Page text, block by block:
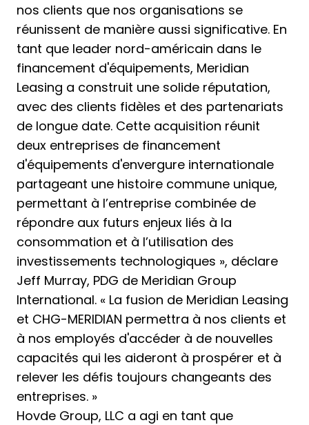
nos clients que nos organisations se
réunissent de manière aussi significative. En
tant que leader nord-américain dans le
financement d'équipements, Meridian
Leasing a construit une solide réputation,
avec des clients fidèles et des partenariats
de longue date. Cette acquisition réunit
deux entreprises de financement
d'équipements d'envergure internationale
partageant une histoire commune unique,
permettant à l’entreprise combinée de
répondre aux futurs enjeux liés à la
consommation et à l’utilisation des
investissements technologiques », déclare
Jeff Murray, PDG de Meridian Group
International. « La fusion de Meridian Leasing
et CHG-MERIDIAN permettra à nos clients et
à nos employés d'accéder à de nouvelles
capacités qui les aideront à prospérer et à
relever les défis toujours changeants des
entreprises. »
Hovde Group, LLC a agi en tant que